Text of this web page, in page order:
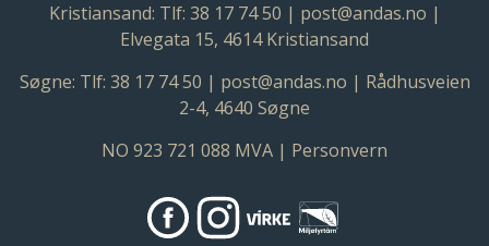
Kristiansand: Tlf: 38 17 74 50 | post@andas.no |
Elvegata 15, 4614 Kristiansand
Søgne: Tlf: 38 17 74 50 | post@andas.no | Rådhusveien
2-4, 4640 Søgne
NO 923 721 088 MVA | Personvern